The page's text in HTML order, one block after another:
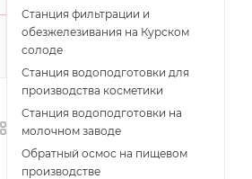
Станция фильтрации и
обезжелезивания на Курском
солоде
Станция водоподготовки для
производства косметики
Станция водоподготовки на
молочном заводе
Обратный осмос на пищевом
производстве